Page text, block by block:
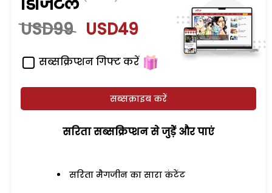
USD99 USD49
सब्सक्रिप्शन गिफ्ट करें
सब्सक्राइब करें
सरिता सब्सक्रिप्शन से जुड़ेें और पाएं
सरिता मैगजीन का सारा कंटेंट